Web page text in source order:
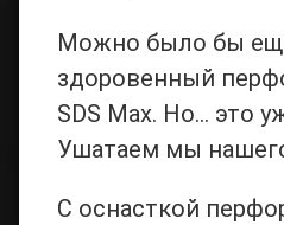
Можно было бы
здоровенный
SDS Max. Но… это
Ушатаем мы
С оснасткой